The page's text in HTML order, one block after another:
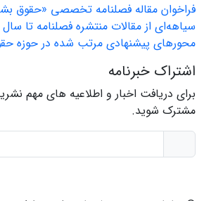
فراخوان مقاله فصلنامه تخصصی «حقوق
سیاهه‌ای از مقالات منتشره فصلنامه تا سال 1404
محورهای پیشنهادی مرتب شده در حوزه
اشتراک خبرنامه
برای دریافت اخبار و اطلاعیه های مهم
مشترک شوید.